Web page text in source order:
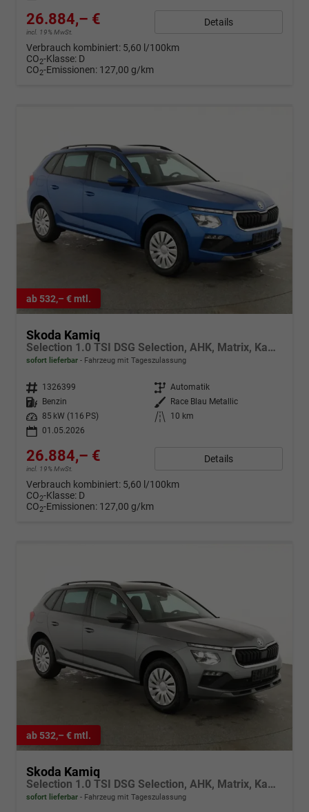
26.884,– €
incl. 19% MwSt.
Details
Verbrauch kombiniert: 5,60 l/100km
CO2-Klasse: D
CO2-Emissionen: 127,00 g/km
ab 532,– € mtl.
Skoda Kamiq
Selection 1.0 TSI DSG Selection, AHK, Matrix, Kamera, Ladeboden, Winter
sofort lieferbar Fahrzeug mit Tageszulassung
Fahrzeugnr. 1326399 Getriebe Automatik
Kraftstoff
Benzin Außenfarbe
Race Blau Metallic
Leistung
85 kW (116 PS) Kilometerstand
10 km
01.05.2026
26.884,– €
incl. 19% MwSt.
Details
Verbrauch kombiniert: 5,60 l/100km
CO2-Klasse: D
CO2-Emissionen: 127,00 g/km
ab 532,– € mtl.
Skoda Kamiq
Selection 1.0 TSI DSG Selection, AHK, Matrix, Kamera, Ladeboden, Winter
sofort lieferbar Fahrzeug mit Tageszulassung